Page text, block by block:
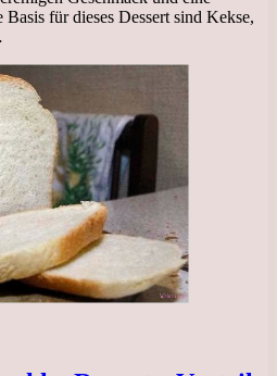
für dieses Dessert sind Kekse,